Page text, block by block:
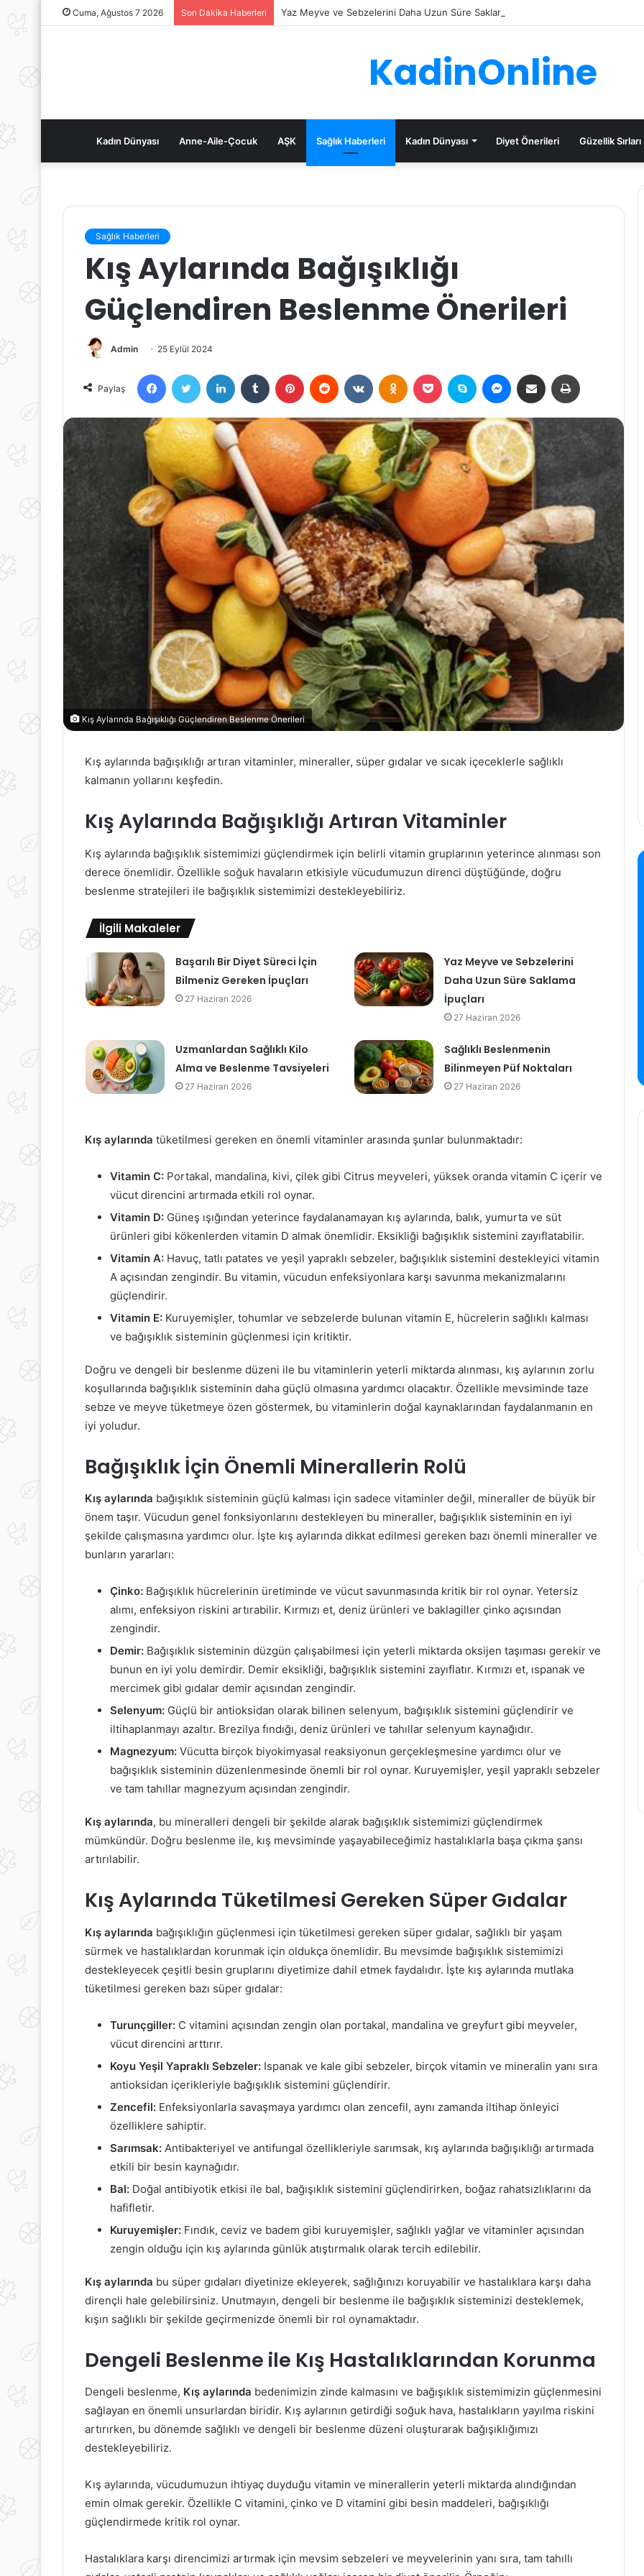
Cuma, Ağustos 7 2026 Son Dakika Haberleri Yaz Meyve ve Sebzelerini Daha Uzun Süre Saklama İpuçları
KadinOnline
Kadın Dünyası Anne-Aile-Çocuk AŞK Sağlık Haberleri Kadın Dünyası Diyet Önerileri Güzellik Sırları
Sağlık Haberleri
Kış Aylarında Bağışıklığı
Güçlendiren Beslenme Önerileri
Admin 25 Eylül 2024
Paylaş
FacebookTwitter LinkedIn Tumblr Pinterest Reddit VKontakteOdnoklassniki
Pocket Skype MessengerE-Posta ile paylaş
Kış Aylarında Bağışıklığı Güçlendiren Beslenme Önerileri
Kış aylarında bağışıklığı artıran vitaminler, mineraller, süper gıdalar ve sıcak içeceklerle sağlıklı
kalmanın yollarını keşfedin.
Kış Aylarında Bağışıklığı Artıran Vitaminler
Kış aylarında bağışıklık sistemimizi güçlendirmek için belirli vitamin gruplarının yeterince alınması son
derece önemlidir. Özellikle soğuk havaların etkisiyle vücudumuzun direnci düştüğünde, doğru
beslenme stratejileri ile bağışıklık sistemimizi destekleyebiliriz.
İlgili Makaleler
Başarılı Bir Diyet Süreci İçin
Bilmeniz Gereken İpuçları
27 Haziran 2026
Yaz Meyve ve Sebzelerini
Daha Uzun Süre Saklama
İpuçları
27 Haziran 2026
Uzmanlardan Sağlıklı Kilo
Alma ve Beslenme Tavsiyeleri
27 Haziran 2026
Sağlıklı Beslenmenin
Bilinmeyen Püf Noktaları
27 Haziran 2026
Kış aylarında tüketilmesi gereken en önemli vitaminler arasında şunlar bulunmaktadır:
Vitamin C: Portakal, mandalina, kivi, çilek gibi Citrus meyveleri, yüksek oranda vitamin C içerir ve
vücut direncini artırmada etkili rol oynar.
Vitamin D: Güneş ışığından yeterince faydalanamayan kış aylarında, balık, yumurta ve süt
ürünleri gibi kökenlerden vitamin D almak önemlidir. Eksikliği bağışıklık sistemini zayıflatabilir.
Vitamin A: Havuç, tatlı patates ve yeşil yapraklı sebzeler, bağışıklık sistemini destekleyici vitamin
A açısından zengindir. Bu vitamin, vücudun enfeksiyonlara karşı savunma mekanizmalarını
güçlendirir.
Vitamin E: Kuruyemişler, tohumlar ve sebzelerde bulunan vitamin E, hücrelerin sağlıklı kalması
ve bağışıklık sisteminin güçlenmesi için kritiktir.
Doğru ve dengeli bir beslenme düzeni ile bu vitaminlerin yeterli miktarda alınması, kış aylarının zorlu
koşullarında bağışıklık sisteminin daha güçlü olmasına yardımcı olacaktır. Özellikle mevsiminde taze
sebze ve meyve tüketmeye özen göstermek, bu vitaminlerin doğal kaynaklarından faydalanmanın en
iyi yoludur.
Bağışıklık İçin Önemli Minerallerin Rolü
Kış aylarında bağışıklık sisteminin güçlü kalması için sadece vitaminler değil, mineraller de büyük bir
önem taşır. Vücudun genel fonksiyonlarını destekleyen bu mineraller, bağışıklık sisteminin en iyi
şekilde çalışmasına yardımcı olur. İşte kış aylarında dikkat edilmesi gereken bazı önemli mineraller ve
bunların yararları:
Çinko: Bağışıklık hücrelerinin üretiminde ve vücut savunmasında kritik bir rol oynar. Yetersiz
alımı, enfeksiyon riskini artırabilir. Kırmızı et, deniz ürünleri ve baklagiller çinko açısından
zengindir.
Demir: Bağışıklık sisteminin düzgün çalışabilmesi için yeterli miktarda oksijen taşıması gerekir ve
bunun en iyi yolu demirdir. Demir eksikliği, bağışıklık sistemini zayıflatır. Kırmızı et, ıspanak ve
mercimek gibi gıdalar demir açısından zengindir.
Selenyum: Güçlü bir antioksidan olarak bilinen selenyum, bağışıklık sistemini güçlendirir ve
iltihaplanmayı azaltır. Brezilya fındığı, deniz ürünleri ve tahıllar selenyum kaynağıdır.
Magnezyum: Vücutta birçok biyokimyasal reaksiyonun gerçekleşmesine yardımcı olur ve
bağışıklık sisteminin düzenlenmesinde önemli bir rol oynar. Kuruyemişler, yeşil yapraklı sebzeler
ve tam tahıllar magnezyum açısından zengindir.
Kış aylarında, bu mineralleri dengeli bir şekilde alarak bağışıklık sistemimizi güçlendirmek
mümkündür. Doğru beslenme ile, kış mevsiminde yaşayabileceğimiz hastalıklarla başa çıkma şansı
artırılabilir.
Kış Aylarında Tüketilmesi Gereken Süper Gıdalar
Kış aylarında bağışıklığın güçlenmesi için tüketilmesi gereken süper gıdalar, sağlıklı bir yaşam
sürmek ve hastalıklardan korunmak için oldukça önemlidir. Bu mevsimde bağışıklık sistemimizi
destekleyecek çeşitli besin gruplarını diyetimize dahil etmek faydalıdır. İşte kış aylarında mutlaka
tüketilmesi gereken bazı süper gıdalar:
Turunçgiller: C vitamini açısından zengin olan portakal, mandalina ve greyfurt gibi meyveler,
vücut direncini arttırır.
Koyu Yeşil Yapraklı Sebzeler: Ispanak ve kale gibi sebzeler, birçok vitamin ve mineralin yanı sıra
antioksidan içerikleriyle bağışıklık sistemini güçlendirir.
Zencefil: Enfeksiyonlarla savaşmaya yardımcı olan zencefil, aynı zamanda iltihap önleyici
özelliklere sahiptir.
Sarımsak: Antibakteriyel ve antifungal özellikleriyle sarımsak, kış aylarında bağışıklığı artırmada
etkili bir besin kaynağıdır.
Bal: Doğal antibiyotik etkisi ile bal, bağışıklık sistemini güçlendirirken, boğaz rahatsızlıklarını da
hafifletir.
Kuruyemişler: Fındık, ceviz ve badem gibi kuruyemişler, sağlıklı yağlar ve vitaminler açısından
zengin olduğu için kış aylarında günlük atıştırmalık olarak tercih edilebilir.
Kış aylarında bu süper gıdaları diyetinize ekleyerek, sağlığınızı koruyabilir ve hastalıklara karşı daha
dirençli hale gelebilirsiniz. Unutmayın, dengeli bir beslenme ile bağışıklık sisteminizi desteklemek,
kışın sağlıklı bir şekilde geçirmenizde önemli bir rol oynamaktadır.
Dengeli Beslenme ile Kış Hastalıklarından Korunma
Dengeli beslenme, Kış aylarında bedenimizin zinde kalmasını ve bağışıklık sistemimizin güçlenmesini
sağlayan en önemli unsurlardan biridir. Kış aylarının getirdiği soğuk hava, hastalıkların yayılma riskini
artırırken, bu dönemde sağlıklı ve dengeli bir beslenme düzeni oluşturarak bağışıklığımızı
destekleyebiliriz.
Kış aylarında, vücudumuzun ihtiyaç duyduğu vitamin ve minerallerin yeterli miktarda alındığından
emin olmak gerekir. Özellikle C vitamini, çinko ve D vitamini gibi besin maddeleri, bağışıklığı
güçlendirmede kritik rol oynar.
Hastalıklara karşı direncimizi artırmak için mevsim sebzeleri ve meyvelerinin yanı sıra, tam tahıllı
7 Haziran 2024
Erkek Saç Bakımı Hakkında
Bilmeniz Gerekenler
Bir
Adet
Dönemi
İçin
Tüketebileceğiniz
10
14 Eylül 2023
Ağrısız Bir Adet Dönemi
Geçirmek İçin
Tüketebileceğiniz 10 Bitki
Tüketilmesi
Gereken
Meyveler
Yazın Tüketilmesi Gereken En
Sağlıklı Meyveler